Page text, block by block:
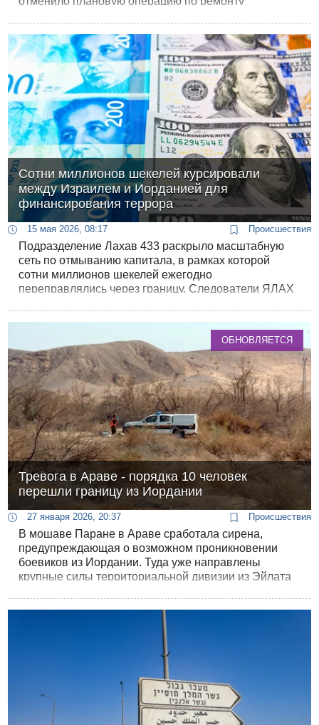
принадлежащих Израилю. Это решение вызвало
жесткую критику и возмущение со стороны местных
властей и фермеров, которые назвали действия
военных «ударом в спину» приграничным
поселениям.
Сотни миллионов шекелей курсировали
между Израилем и Иорданией для
финансирования террора
15 мая 2026, 08:17 Происшествия
Подразделение Лахав 433 раскрыло масштабную
сеть по отмыванию капитала, в рамках которой
сотни миллионов шекелей ежегодно
переправлялись через границу. Следователи ЯЛАХ
этих финансовых потоков было снабжение
террористических организаций.
ОБНОВЛЯЕТСЯ
Тревога в Араве - порядка 10 человек
перешли границу из Иордании
27 января 2026, 20:37 Происшествия
В мошаве Паране в Араве сработала сирена,
предупреждающая о возможном проникновении
боевиков из Иордании. Туда уже направлены
крупные силы территориальной дивизии из Эйлата